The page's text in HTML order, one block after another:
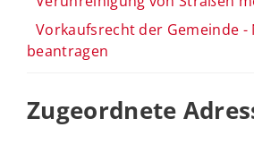
Vorkaufsrecht der Gemeinde -
beantragen
Zugeordnete